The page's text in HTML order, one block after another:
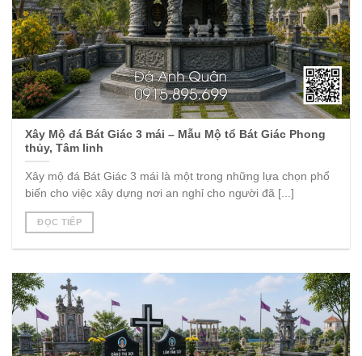
Xây Mộ đá Bát Giác 3 mái – Mẫu Mộ tổ Bát Giác Phong
thủy, Tâm linh
Xây mộ đá Bát Giác 3 mái là một trong những lựa chọn phổ
biến cho việc xây dựng nơi an nghỉ cho người đã [...]
ĐỌC TIẾP